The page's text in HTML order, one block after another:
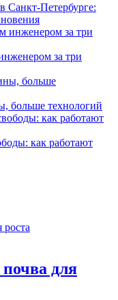
Санкт-Петербурге:
за три
больше технологий
как работают
для